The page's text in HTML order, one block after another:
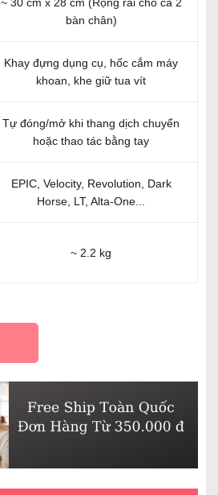
~ 30 cm x 28 cm (Rộng rãi cho cả 2
bàn chân)
Khay đựng dụng cụ, hốc cắm máy
khoan, khe giữ tua vít
Tự đóng/mở khi thang dịch chuyển
hoặc thao tác bằng tay
EPIC, Velocity, Revolution, Dark
Horse, LT, Alta-One...
~ 2.2 kg